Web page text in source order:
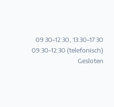
09:30–12:30, 13:30–17:30
09:30–12:30 (telefonisch)
Gesloten